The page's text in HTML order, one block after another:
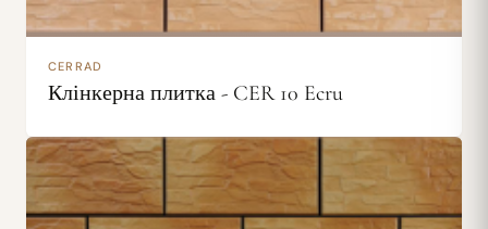
CERRAD
Клінкерна плитка - CER 10 Ecru